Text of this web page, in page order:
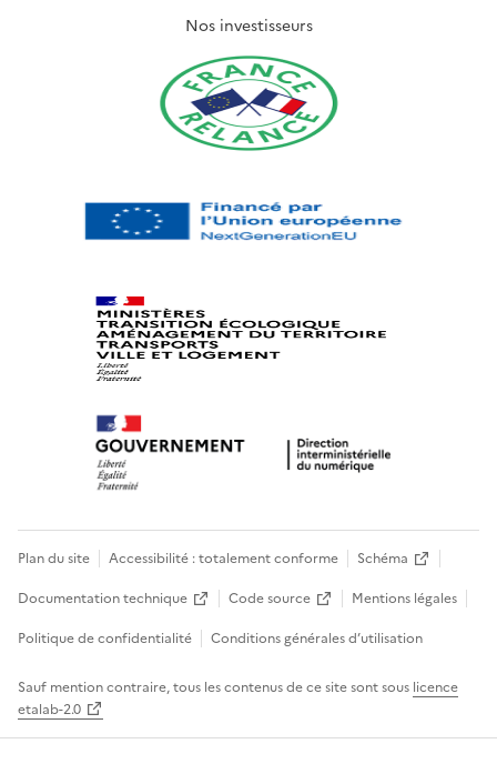
Nos investisseurs
Plan du site Accessibilité : totalement conforme
Schéma
Documentation technique
Code source
Mentions légales
Politique de confidentialité
Conditions générales d’utilisation
Sauf mention contraire, tous les contenus de ce site sont sous licence
etalab-2.0